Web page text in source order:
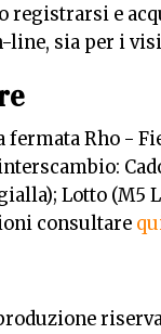
registrarsi e
line, sia per i
fermata Rho -
Lotto (M5
consultare